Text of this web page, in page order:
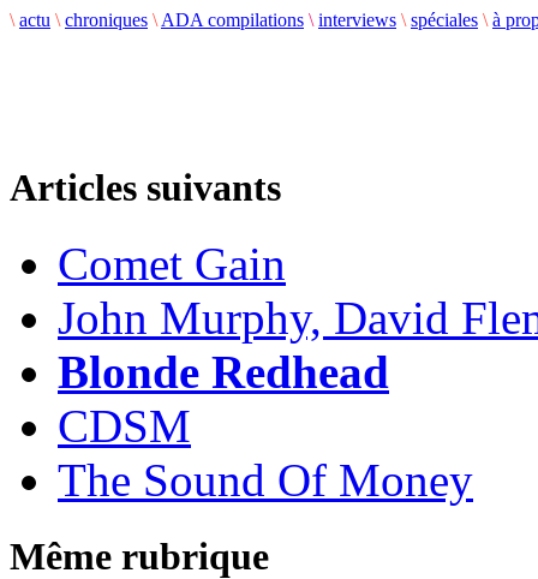
\ actu \ chroniques \ ADA compilations \ interviews \ spéciales \ à
Articles suivants
Comet Gain
John Murphy, David
Blonde Redhead
CDSM
The Sound Of Money
Même rubrique